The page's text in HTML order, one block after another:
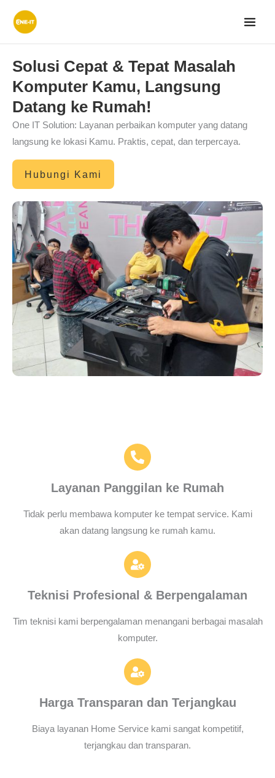
Solusi Cepat & Tepat Masalah
Komputer Kamu, Langsung
Datang ke Rumah!
One IT Solution: Layanan perbaikan komputer yang datang
langsung ke lokasi Kamu. Praktis, cepat, dan terpercaya.
Hubungi Kami
Layanan Panggilan ke Rumah
Tidak perlu membawa komputer ke tempat service. Kami
akan datang langsung ke rumah kamu.
Teknisi Profesional & Berpengalaman
Tim teknisi kami berpengalaman menangani berbagai masalah
komputer.
Harga Transparan dan Terjangkau
Biaya layanan Home Service kami sangat kompetitif,
terjangkau dan transparan.